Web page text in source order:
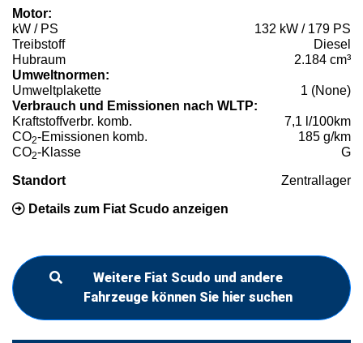
Motor:
kW / PS
132 kW / 179 PS
Treibstoff
Diesel
Hubraum
2.184 cm³
Umweltnormen:
Umweltplakette
1 (None)
Verbrauch und Emissionen nach WLTP:
Kraftstoffverbr. komb.
7,1 l/100km
CO2-Emissionen komb.
185 g/km
CO2-Klasse G
Standort Zentrallager
Details zum Fiat Scudo anzeigen
Weitere Fiat Scudo und andere
Fahrzeuge können Sie hier suchen